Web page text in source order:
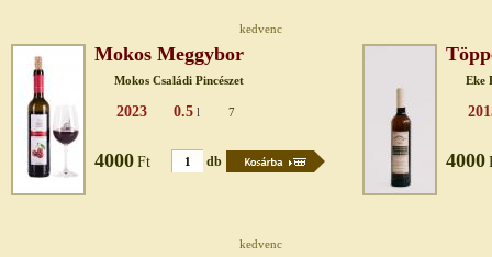
kedvenc
Mokos Meggybor
Mokos Családi Pincészet
2023 0.5 l 7
4000 Ft db
Eke
4000
kedvenc